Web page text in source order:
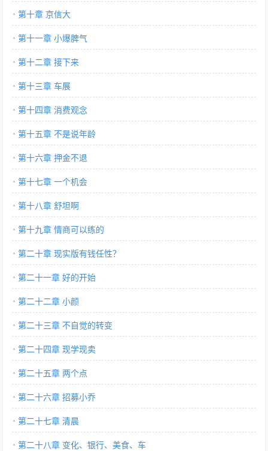
第十章 京信大
第十一章 小爆脾气
第十二章 接下来
第十三章 车展
第十四章 消费观念
第十五章 不是说年龄
第十六章 押金不退
第十七章 一个机会
第十八章 舒坦啊
第十九章 情商可以练的
第二十章 现实版有钱任性？
第二十一章 好的开始
第二十二章 小颜
第二十三章 不自觉的转变
第二十四章 现学现卖
第二十五章 两个点
第二十六章 招募小乔
第二十七章 清晨
第二十八章 变化、银行、美食、车